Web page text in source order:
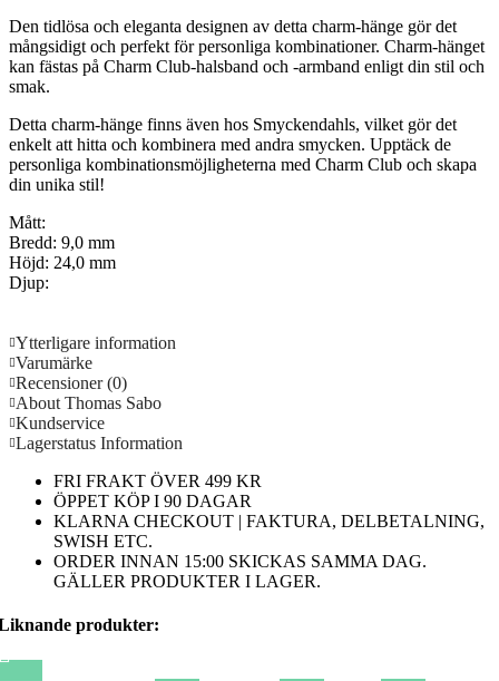
Den tidlösa och eleganta designen av detta charm-hänge gör det
mångsidigt och perfekt för personliga kombinationer. Charm-hänget
kan fästas på Charm Club-halsband och -armband enligt din stil och
smak.
Detta charm-hänge finns även hos Smyckendahls, vilket gör det
enkelt att hitta och kombinera med andra smycken. Upptäck de
personliga kombinationsmöjligheterna med Charm Club och skapa
din unika stil!
Mått:
Bredd: 9,0 mm
Höjd: 24,0 mm
Djup:
Ytterligare information
Varumärke
Recensioner (0)
About Thomas Sabo
Kundservice
Lagerstatus Information
FRI FRAKT ÖVER 499 KR
ÖPPET KÖP I 90 DAGAR
KLARNA CHECKOUT | FAKTURA, DELBETALNING,
SWISH ETC.
ORDER INNAN 15:00 SKICKAS SAMMA DAG.
GÄLLER PRODUKTER I LAGER.
produkter: